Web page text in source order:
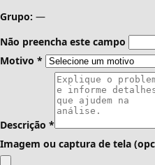
Grupo: —
Não preencha este campo
Motivo *
Descrição *
Imagem ou captura de tela